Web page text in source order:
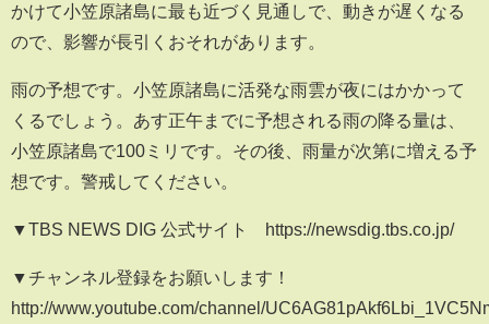
かけて小笠原諸島に最も近づく見通しで、動きが遅くなる
ので、影響が長引くおそれがあります。
雨の予想です。小笠原諸島に活発な雨雲が夜にはかかって
くるでしょう。あす正午までに予想される雨の降る量は、
小笠原諸島で100ミリです。その後、雨量が次第に増える予
想です。警戒してください。
▼TBS NEWS DIG 公式サイト https://newsdig.tbs.co.jp/
▼チャンネル登録をお願いします！
http://www.youtube.com/channel/